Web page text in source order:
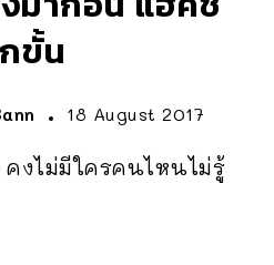
ขั้น
18 August 2017
งไม่มีใครคนไหนไม่รู้